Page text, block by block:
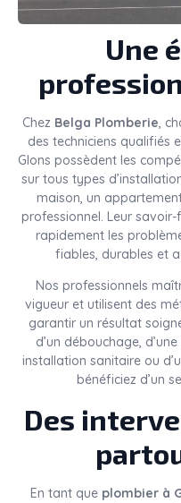
Une
Chez Belga Plomberie ,
des techniciens qualifiés
Glons possèdent les
sur tous types
maison, un
professionnel. Leur
rapidement les
fiables, durables et
Nos professionnels
vigueur et utilisent des
garantir un résultat
d’un débouchage,
installation sanitaire ou
bénéficiez d’un
Des
En tant que plombier à